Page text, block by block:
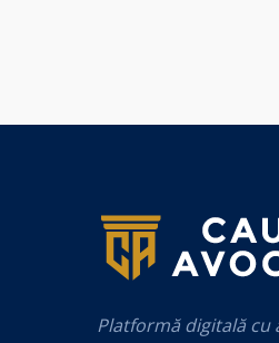
Platformă digitală cu